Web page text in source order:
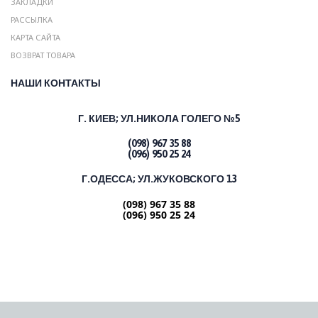
РАССЫЛКА
КАРТА САЙТА
ВОЗВРАТ ТОВАРА
НАШИ КОНТАКТЫ
Г. КИЕВ; УЛ.НИКОЛА ГОЛЕГО №5
(098) 967 35 88
(096) 950 25 24
Г.ОДЕССА; УЛ.ЖУКОВСКОГО 13
(098) 967 35 88
(096) 950 25 24